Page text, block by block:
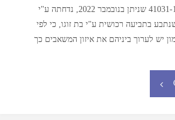
(משפחה ת"א) 41031-10-20 שניתן בנובמבר 2022, נדחתה ע"י
בתביעה רכושית ע"י בת זוגו, כי לפי
ממון יש לערוך ביניהם את איזון המשאבים כך